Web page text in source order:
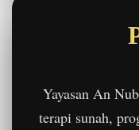
Yayasan An
terapi sunah,